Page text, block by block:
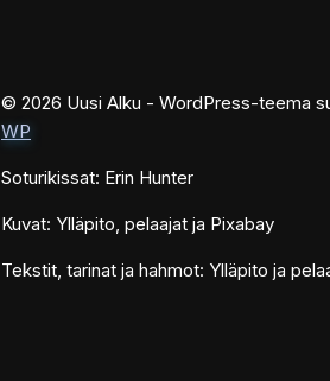
© 2026 Uusi Alku - WordPress-teema
WP
Soturikissat: Erin Hunter
Kuvat: Ylläpito, pelaajat ja Pixabay
Tekstit, tarinat ja hahmot: Ylläpito ja